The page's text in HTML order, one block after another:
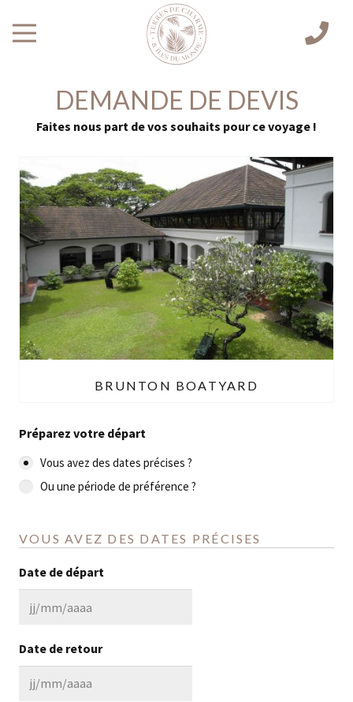
DEMANDE DE DEVIS
Faites nous part de vos souhaits pour ce voyage !
BRUNTON BOATYARD
Préparez votre départ
Vous avez des dates précises ?
Ou une période de préférence ?
VOUS AVEZ DES DATES PRÉCISES
Date de départ
JJ
slash
Date de retour
JJ